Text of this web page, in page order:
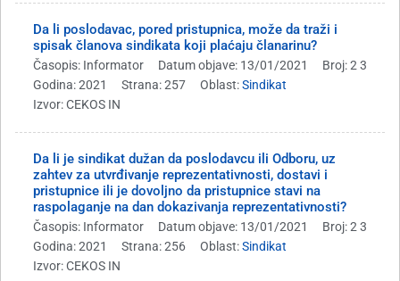
Da li poslodavac, pored pristupnica, može da traži i
spisak članova sindikata koji plaćaju članarinu?
Časopis: Informator Datum objave: 13/01/2021
Broj: 2 3
Godina: 2021
Strana: 257 Oblast:Sindikat
Izvor: CEKOS IN
Da li je sindikat dužan da poslodavcu ili Odboru, uz
zahtev za utvrđivanje reprezentativnosti, dostavi i
pristupnice ili je dovoljno da pristupnice stavi na
raspolaganje na dan dokazivanja reprezentativnosti?
Časopis: Informator Datum objave: 13/01/2021
Broj: 2 3
Godina: 2021
Strana: 256 Oblast:Sindikat
Izvor: CEKOS IN